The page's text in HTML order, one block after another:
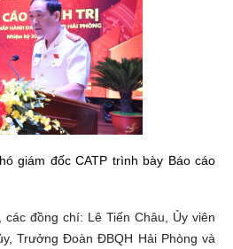
giám đốc CATP trình bày Báo cáo
đồng chí: Lê Tiến Châu, Ủy viên
Trưởng Đoàn ĐBQH Hải Phòng và